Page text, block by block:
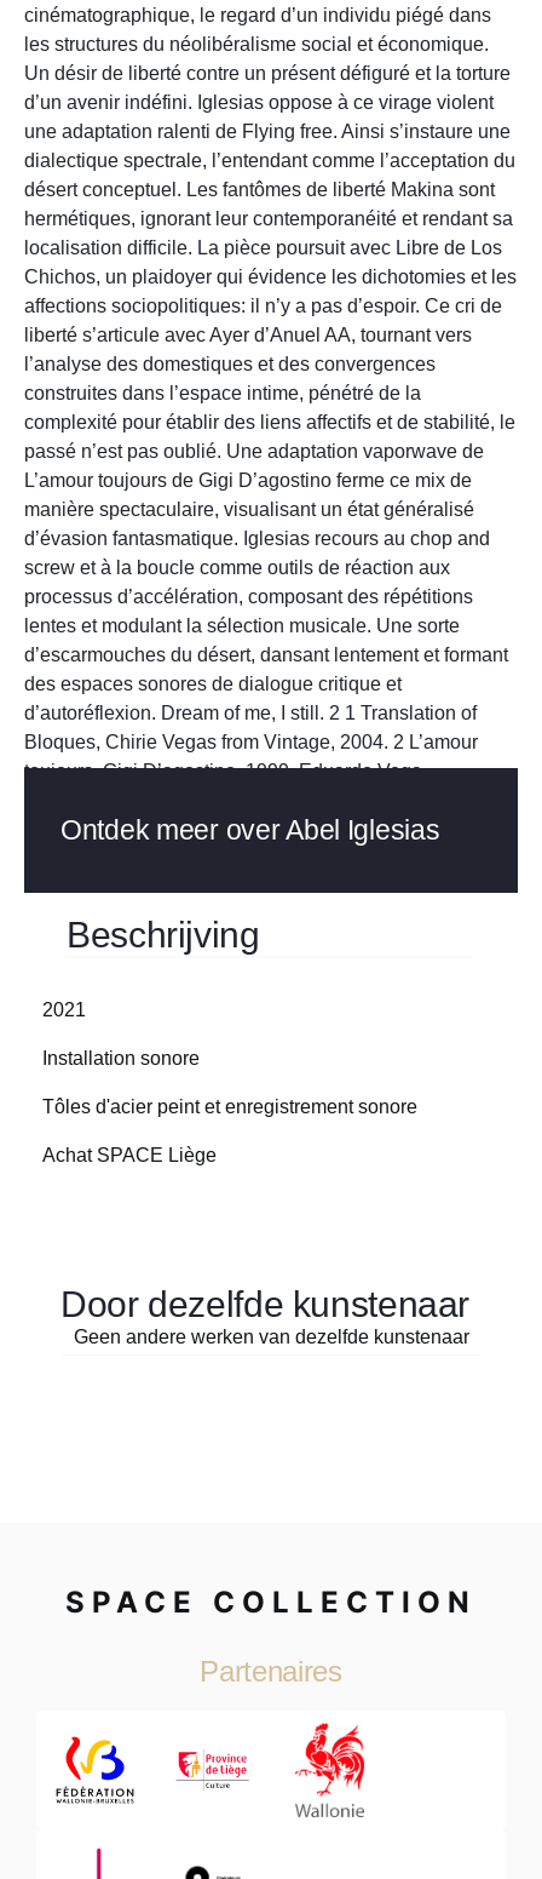
Beschrijving
2021
Installation sonore
Tôles d'acier peint et enregistrement sonore
Achat SPACE Liège
cinématographique, le regard d’un individu piégé dans
les structures du néolibéralisme social et économique.
Un désir de liberté contre un présent défiguré et la torture
d’un avenir indéfini. Iglesias oppose à ce virage violent
une adaptation ralenti de Flying free. Ainsi s’instaure une
dialectique spectrale, l’entendant comme l’acceptation du
désert conceptuel. Les fantômes de liberté Makina sont
hermétiques, ignorant leur contemporanéité et rendant sa
localisation difficile. La pièce poursuit avec Libre de Los
Chichos, un plaidoyer qui évidence les dichotomies et les
affections sociopolitiques: il n’y a pas d’espoir. Ce cri de
liberté s’articule avec Ayer d’Anuel AA, tournant vers
l’analyse des domestiques et des convergences
construites dans l’espace intime, pénétré de la
complexité pour établir des liens affectifs et de stabilité, le
passé n’est pas oublié. Une adaptation vaporwave de
L’amour toujours de Gigi D’agostino ferme ce mix de
manière spectaculaire, visualisant un état généralisé
d’évasion fantasmatique. Iglesias recours au chop and
screw et à la boucle comme outils de réaction aux
processus d’accélération, composant des répétitions
lentes et modulant la sélection musicale. Une sorte
d’escarmouches du désert, dansant lentement et formant
des espaces sonores de dialogue critique et
d’autoréflexion. Dream of me, I still. 2 1 Translation of
Bloques, Chirie Vegas from Vintage, 2004. 2 L’amour
toujours, Gigi D’agostino, 1999. Eduardo Vega
Ontdek meer over Abel Iglesias
Door dezelfde kunstenaar
Geen andere werken van dezelfde kunstenaar
SPACE COLLECTION
Partenaires